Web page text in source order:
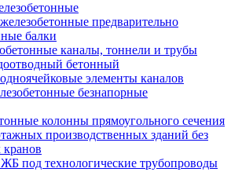
предварительно
балки
каналы, тоннели и трубы
бетонный
элементы каналов
безнапорные
колонны прямоугольного сечения
производственных зданий без
под технологические трубопроводы